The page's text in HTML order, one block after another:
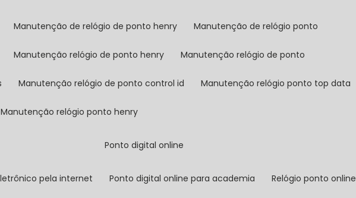
manutenção de relógio de ponto henry manutenção de relógio ponto
manutenção relógio de ponto henry manutenção relógio de ponto
manutenção relógio de ponto control id manutenção relógio ponto top data
manutenção relógio ponto henry
ponto digital online
pela internet ponto digital online para academia relógio ponto online